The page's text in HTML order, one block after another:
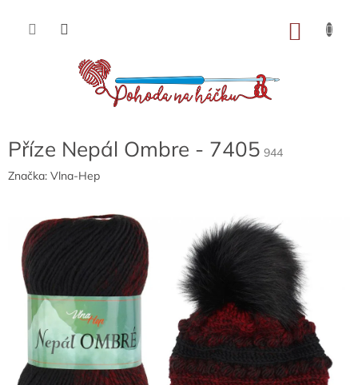
obsah
Příze Nepál Ombre - 7405 944
Značka: Vlna-Hep